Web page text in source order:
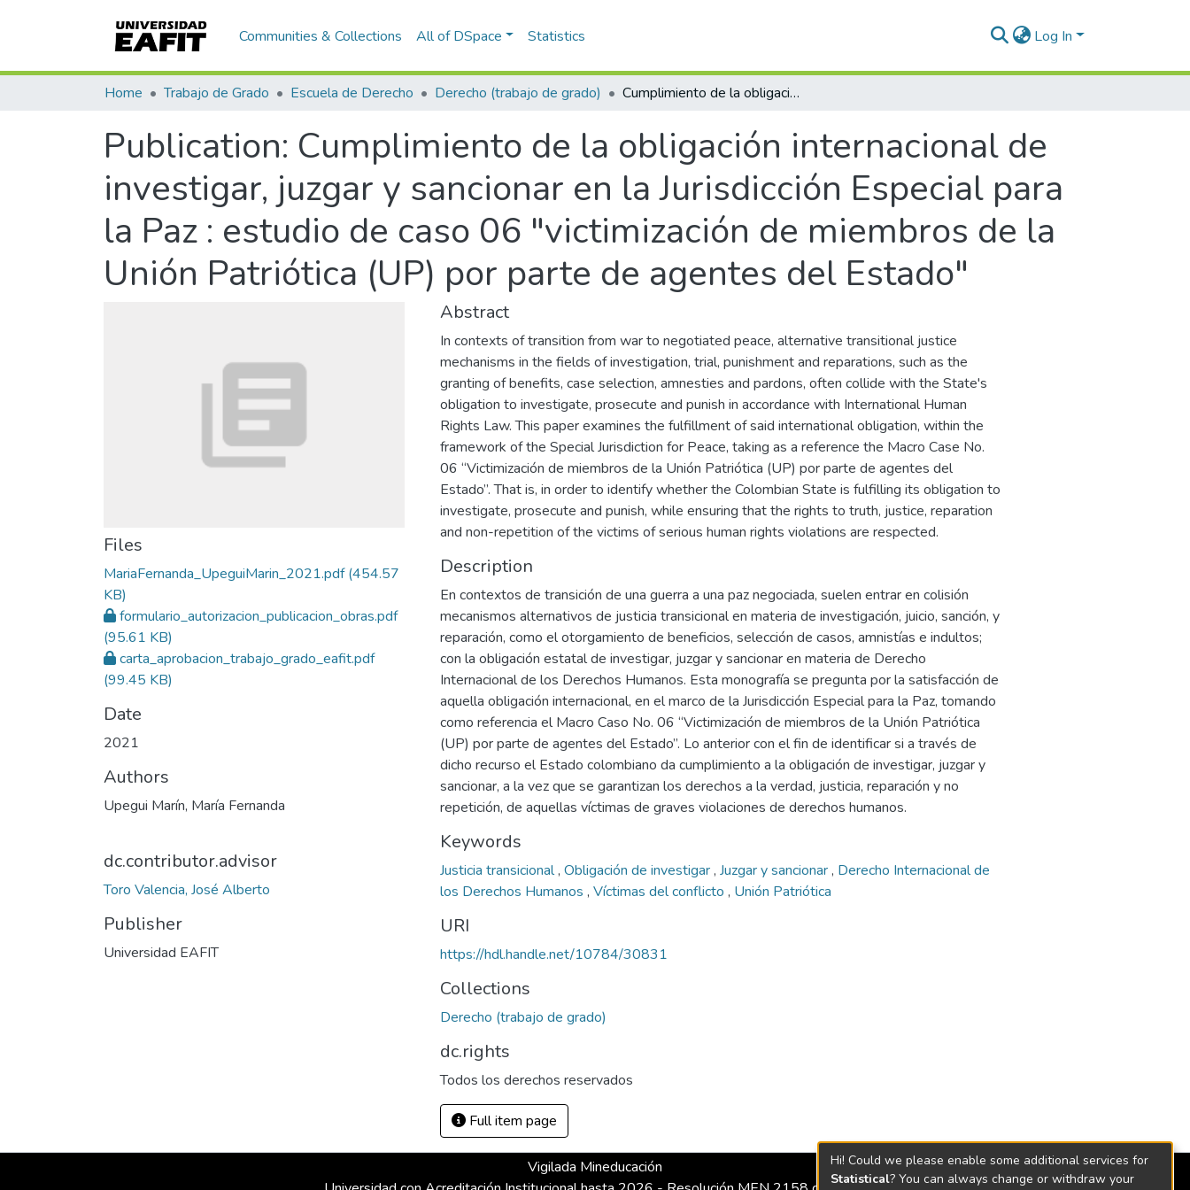
Communities & Collections All of DSpace Statistics Log In
Home Trabajo de Grado Escuela de Derecho Derecho (trabajo de grado) Cumplimiento de la obligación internacional de investigar, juzgar y sancionar en la Jurisdicción Especial para la Paz : estudio de caso 06 "victimización de miembros de la Unión Patriótica (UP) por parte de agentes del Estado"
Publication: Cumplimiento de la obligación internacional de
investigar, juzgar y sancionar en la Jurisdicción Especial para
la Paz : estudio de caso 06 "victimización de miembros de la
Unión Patriótica (UP) por parte de agentes del Estado"
Files
MariaFernanda_UpeguiMarin_2021.pdf(454.57
KB)
formulario_autorizacion_publicacion_obras.pdf
(95.61 KB)
carta_aprobacion_trabajo_grado_eafit.pdf
(99.45 KB)
Date
2021
Authors
Upegui Marín, María Fernanda
dc.contributor.advisor
Toro Valencia, José Alberto
Publisher
Universidad EAFIT
Abstract
In contexts of transition from war to negotiated peace, alternative transitional justice
mechanisms in the fields of investigation, trial, punishment and reparations, such as the
granting of benefits, case selection, amnesties and pardons, often collide with the State's
obligation to investigate, prosecute and punish in accordance with International Human
Rights Law. This paper examines the fulfillment of said international obligation, within the
framework of the Special Jurisdiction for Peace, taking as a reference the Macro Case No.
06 “Victimización de miembros de la Unión Patriótica (UP) por parte de agentes del
Estado”. That is, in order to identify whether the Colombian State is fulfilling its obligation to
investigate, prosecute and punish, while ensuring that the rights to truth, justice, reparation
and non-repetition of the victims of serious human rights violations are respected.
Description
En contextos de transición de una guerra a una paz negociada, suelen entrar en colisión
mecanismos alternativos de justicia transicional en materia de investigación, juicio, sanción, y
reparación, como el otorgamiento de beneficios, selección de casos, amnistías e indultos;
con la obligación estatal de investigar, juzgar y sancionar en materia de Derecho
Internacional de los Derechos Humanos. Esta monografía se pregunta por la satisfacción de
aquella obligación internacional, en el marco de la Jurisdicción Especial para la Paz, tomando
como referencia el Macro Caso No. 06 “Victimización de miembros de la Unión Patriótica
(UP) por parte de agentes del Estado”. Lo anterior con el fin de identificar si a través de
dicho recurso el Estado colombiano da cumplimiento a la obligación de investigar, juzgar y
sancionar, a la vez que se garantizan los derechos a la verdad, justicia, reparación y no
repetición, de aquellas víctimas de graves violaciones de derechos humanos.
Keywords
Justicia transicional, Obligación de investigar, Juzgar y sancionar, Derecho Internacional de
los Derechos Humanos , Víctimas del conflicto , Unión Patriótica
URI
https://hdl.handle.net/10784/30831
Collections
Derecho (trabajo de grado)
dc.rights
Todos los derechos reservados
Full item page
Vigilada Mineducación
Hi! Could we please enable some additional services for
Statistical? You can always change or withdraw your